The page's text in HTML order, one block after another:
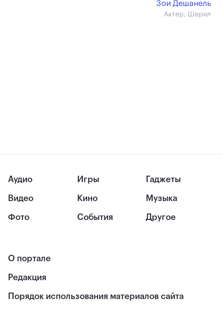
Зои Дешанель
Актер, Шерил
Аудио
Видео
Фото
Игры
Кино
События
Гаджеты
Музыка
Другое
О портале
Редакция
Порядок использования материалов сайта